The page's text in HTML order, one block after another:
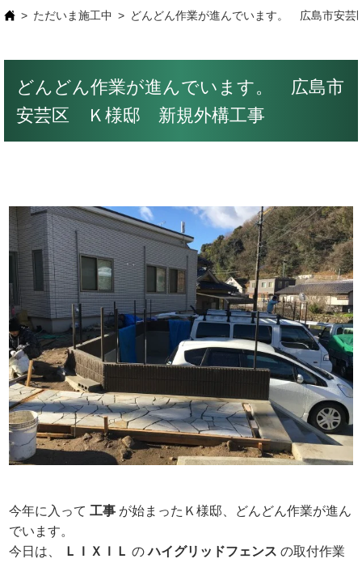
ただいま施工中 どんどん作業が進んでいます。 広島市安
どんどん作業が進んでいます。 広島市
安芸区 Ｋ様邸 新規外構工事
今年に入って工事 が始まったＫ様邸、どんどん作業が進ん
でいます。
今日は、
ＬＩＸＩＬの ハイグリッドフェンスの取付作業